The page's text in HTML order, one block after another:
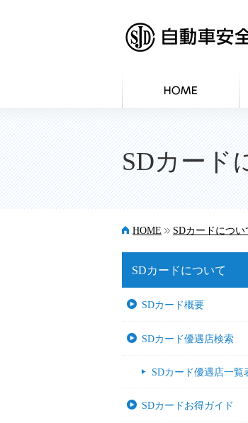
SDカード
HOME >> SDカードについ
SDカードについて
SDカード概要
SDカード優遇店検索
SDカード優遇店一覧
SDカードお得ガイド